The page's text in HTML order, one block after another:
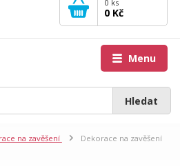
Menu
Hledat
0 ks
0 Kč
na zavěšení
Dekorace na zavěšení